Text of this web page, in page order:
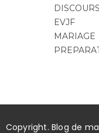
EVJF
MARIAGE
Copyright. Blog de